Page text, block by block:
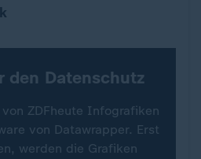
den Datenschutz
ZDFheute Infografiken
von Datawrapper. Erst
werden die Grafiken